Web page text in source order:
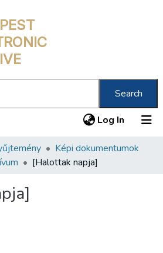
Search
Log In (current)
Képi dokumentumok
[Halottak napja]